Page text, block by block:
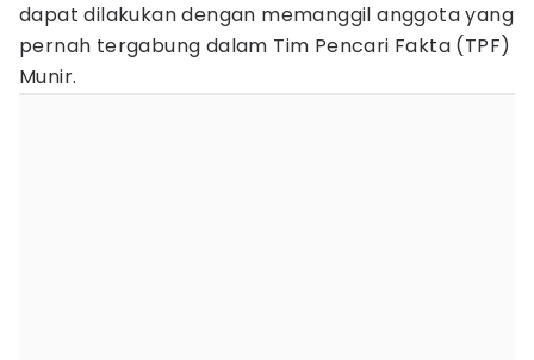
dapat dilakukan dengan memanggil anggota yang
pernah tergabung dalam Tim Pencari Fakta (TPF)
Munir.